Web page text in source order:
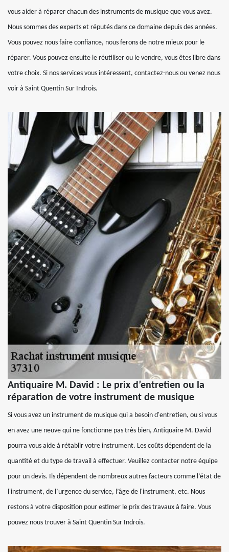
vous aider à réparer chacun des instruments de musique que vous avez.
Nous sommes des experts et réputés dans ce domaine depuis des années.
Vous pouvez nous faire confiance, nous ferons de notre mieux pour le
réparer. Vous pouvez ensuite le réutiliser ou le vendre, vous êtes libre dans
votre choix. Si nos services vous intéressent, contactez-nous ou venez nous
voir à Saint Quentin Sur Indrois.
Antiquaire M. David : Le prix d’entretien ou la
réparation de votre instrument de musique
Si vous avez un instrument de musique qui a besoin d'entretien, ou si vous
en avez une neuve qui ne fonctionne pas très bien, Antiquaire M. David
pourra vous aide à rétablir votre instrument. Les coûts dépendent de la
quantité et du type de travail à effectuer. Veuillez contacter notre équipe
pour un devis. Ils dépendent de nombreux autres facteurs comme l’état de
l'instrument, de l’urgence du service, l’âge de l'instrument, etc. Nous
restons à votre disposition pour estimer le prix des travaux à faire. Vous
pouvez nous trouver à Saint Quentin Sur Indrois.